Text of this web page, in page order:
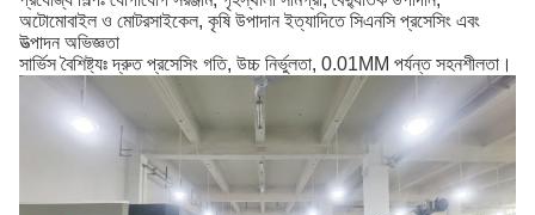
অটোমোবাইল ও মোটরসাইকেল, কৃষি উপাদান ইত্যাদিতে সিএনসি প্রসেসিং এবং
উত্পাদন অভিজ্ঞতা
সার্ভিস বৈশিষ্ট্যঃ দ্রুত প্রসেসিং গতি, উচ্চ নির্ভুলতা, 0.01MM পর্যন্ত সহনশীলতা।